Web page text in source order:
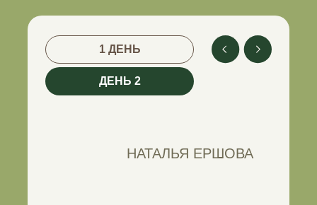
НАТАЛЬЯ ЕРШОВА
1 ДЕНЬ
ДЕНЬ 2